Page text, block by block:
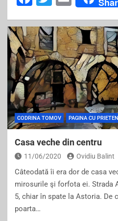
c
e
b
o
o
k
tt
er
m
ai
l
CODRINA TOMOV PAGINA CU
Casa veche din centru
11/06/2020 Ovidiu Balint
Câteodată îi era dor de casa
mirosurile şi forfota ei. Strada
5, chiar în spate la Astoria. De
poarta…